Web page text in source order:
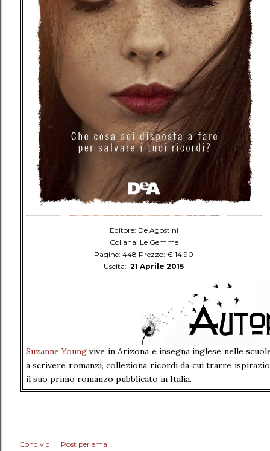
Editore: De Agostini
Collana: Le Gemme
Pagine: 448 Prezzo: € 14,90
Uscita: 21 Aprile 2015
Suzanne Young vive in Arizona e insegna inglese nelle
a scrivere romanzi, colleziona ricordi da cui trarre
il suo primo romanzo pubblicato in Italia.
Condividi
Post per email